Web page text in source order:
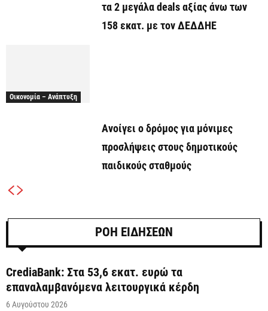
τα 2 μεγάλα deals αξίας άνω των
158 εκατ. με τον ΔΕΔΔΗΕ
Οικονομία – Ανάπτυξη
Ανοίγει ο δρόμος για μόνιμες
προσλήψεις στους δημοτικούς
παιδικούς σταθμούς
ΡΟΗ ΕΙΔΗΣΕΩΝ
CrediaBank: Στα 53,6 εκατ. ευρώ τα
επαναλαμβανόμενα λειτουργικά κέρδη
6 Αυγούστου 2026